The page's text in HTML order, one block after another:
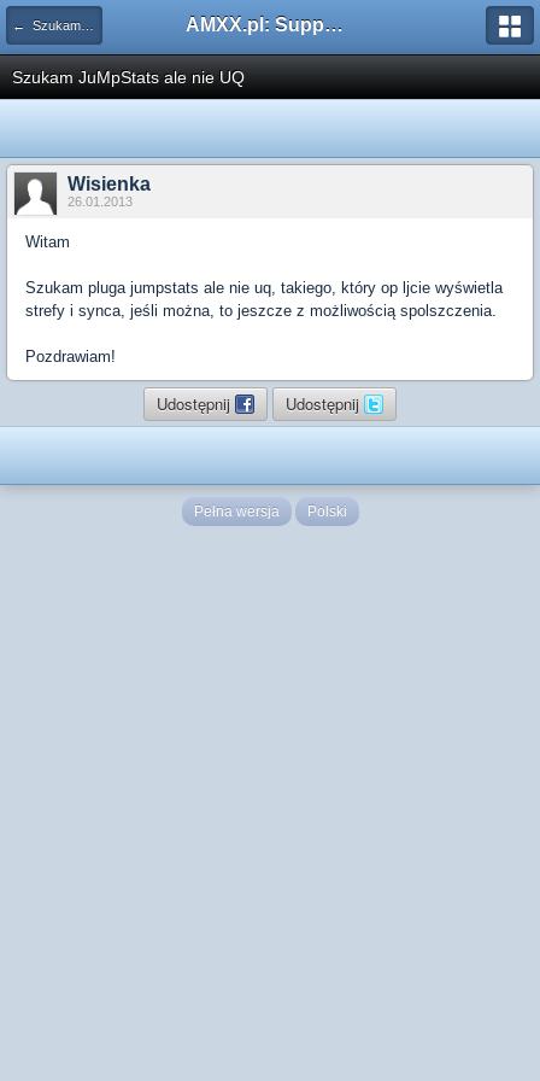
← Szukam pluginu AMXX.pl: Support AMX Mod X i SourceMod
Szukam JuMpStats ale nie UQ
Wisienka
26.01.2013
Witam
Szukam pluga jumpstats ale nie uq, takiego, który op ljcie wyświetla
strefy i synca, jeśli można, to jeszcze z możliwością spolszczenia.
Pozdrawiam!
Udostępnij Udostępnij
Pełna wersja Polski